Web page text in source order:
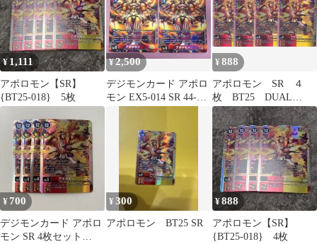
¥1,111
アポロモン【SR】
{BT25-018} 5枚
¥2,500
デジモンカード アポロ
モン EX5-014 SR 44-
¥888
アポロモン SR ４
枚 BT25 DUAL
REVOLUTION デジモ
ンカードゲーム ちゅ
うてつ 018
¥ 700
デジモンカード アポロ
モン SR 4枚セット
¥300
アポロモン BT25 SR
¥888
アポロモン【SR】
{BT25-018} 4枚